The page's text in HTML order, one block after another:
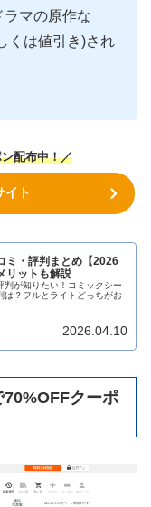
マの原作な
くは値引き)され
配布中！／
イト
ミ・評判まとめ【2026
リットも解説
判が知りたい！コミックシー
は？フルとライトどっちがお
2026.04.10
クーポ